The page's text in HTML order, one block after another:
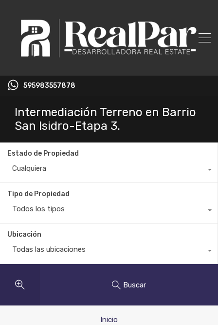
595983557878
Intermediación Terreno en Barrio
San Isidro-Etapa 3.
Estado de Propiedad
Cualquiera
Tipo de Propiedad
Todos los tipos
Ubicación
Todas las ubicaciones
Buscar
Inicio